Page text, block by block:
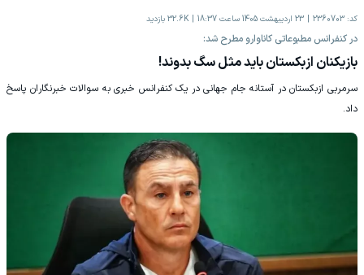
کد: 2360703 23 اردیبهشت 1405 ساعت 18:37 32.6K بازدید
در کنفرانس مطبوعاتی کاناوارو مطرح شد:
بازیکنان ازبکستان باید مثل سگ بدوند!
سرمربی ازبکستان در آستانه جام جهانی در یک کنفرانس خبری به سوالات خبرنگاران پاسخ
داد.